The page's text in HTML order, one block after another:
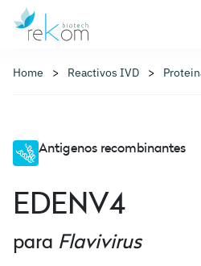
Home Reactivos IVD
Antigenos recombinantes
EDENV4
para Flavivirus